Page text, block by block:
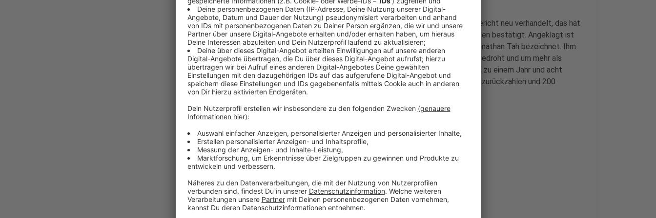
Der Fall wird somit in der nächsten Instanz vor dem Kölner Landgericht neu verhandelt, das hat
das Leverkusener Amtsgericht auf Nachfrage von Radio Leverkusen bestätigt. Angeklagt ist
ein Mann, der sich selbst als früheren Berater und Förderer von Jonathan Tah bezeichnet. Ihm
wird vorgeworfen, den Bayer-Spieler über mehrere Jahre hinweg bedroht und um mehr als
100.000 Euro erpresst zu haben. Das Amtsgericht hatte ihn darum zu einem Jahr und acht
Monaten Haft auf Bewährung verurteilt. Zudem muss er das Geld zurückzahlen und 200
Sozialstunden ableisten.
Wann der Fall erneut verhandelt wird, ist noch nicht klar.
Anzeige
Weitere Meldungen aus Leverkusen
Anzeige